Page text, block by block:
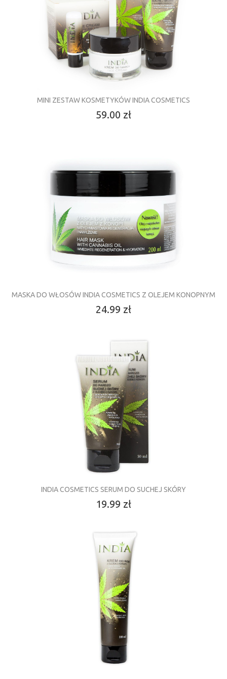
MINI ZESTAW KOSMETYKÓW INDIA COSMETICS
59.00 zł
MASKA DO WŁOSÓW INDIA COSMETICS Z OLEJEM KONOPNYM
24.99 zł
INDIA COSMETICS SERUM DO SUCHEJ SKÓRY
19.99 zł